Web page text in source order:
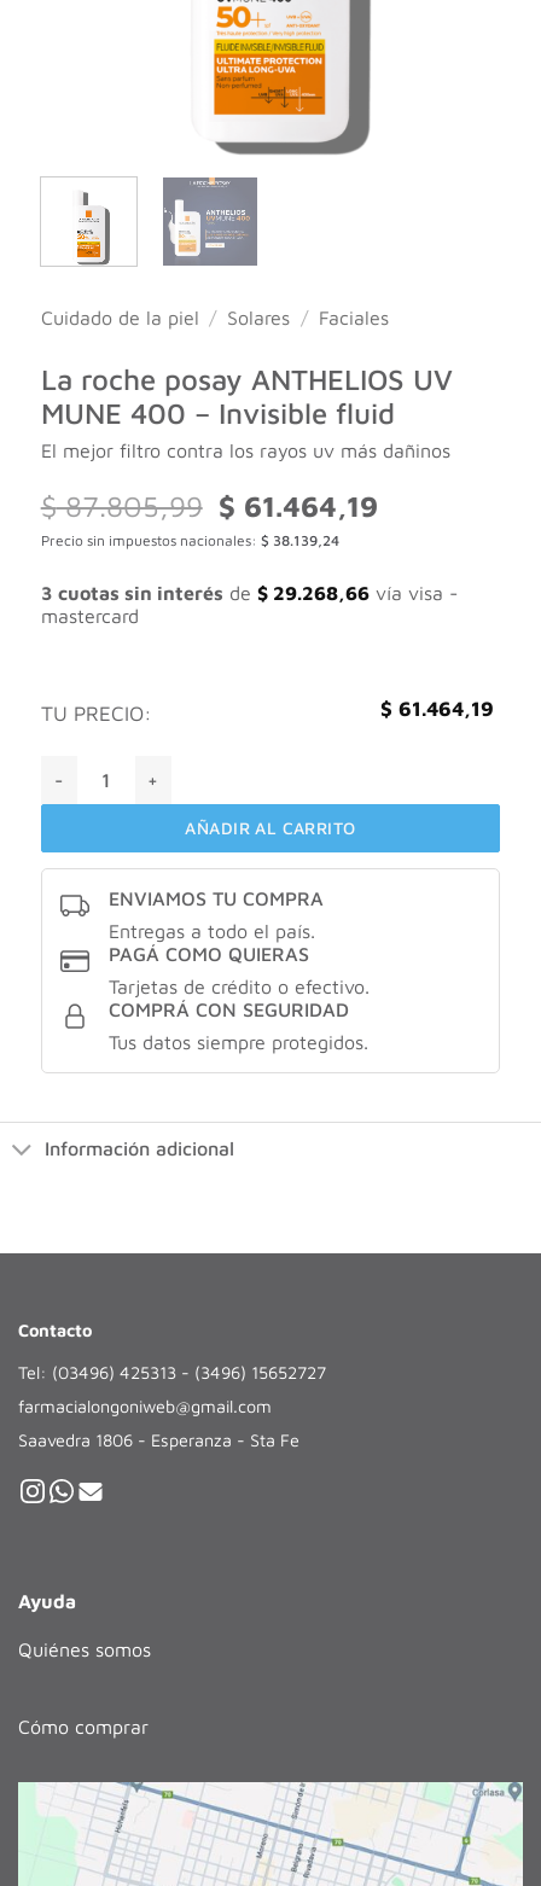
Cuidado de la piel / Solares / Faciales
La roche posay ANTHELIOS UV
MUNE 400 – Invisible fluid
El mejor filtro contra los rayos uv más dañinos
$87.805,99
El
precio
original
$ 87.805,99.
$ 61.464,19El
$ 61.464,19.
Precio sin impuestos nacionales: $ 38.139,24
3 cuotas sin interés de $29.268,66vía visa -
mastercard
TU PRECIO: $ 61.464,19
AÑADIR AL CARRITO
ENVIAMOS TU COMPRA
Entregas a todo el país.
PAGÁ COMO QUIERAS
Tarjetas de crédito o efectivo.
COMPRÁ CON SEGURIDAD
Tus datos siempre protegidos.
Información adicional
Contacto
Tel: (03496) 425313 - (3496) 15652727
farmacialongoniweb@gmail.com
Saavedra 1806 - Esperanza - Sta Fe
Ayuda
Quiénes somos
Cómo comprar